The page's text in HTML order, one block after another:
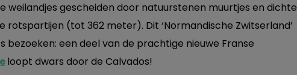
weilandjes gescheiden door natuurstenen muurtjes en dichte
rotspartijen (tot 362 meter). Dit ‘Normandische Zwitserland’
bezoeken: een deel van de prachtige nieuwe Franse
loopt dwars door de Calvados!